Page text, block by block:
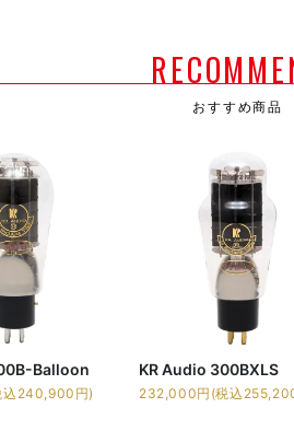
おすすめ商品
Balloon
240,900円)
KR Audio 300BXLS
232,000円(税込